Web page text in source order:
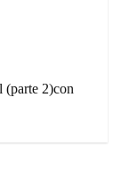
(parte 2)con